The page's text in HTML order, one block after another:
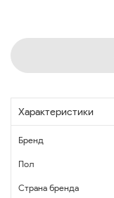
Характеристики
Бренд
Пол
Страна бренда